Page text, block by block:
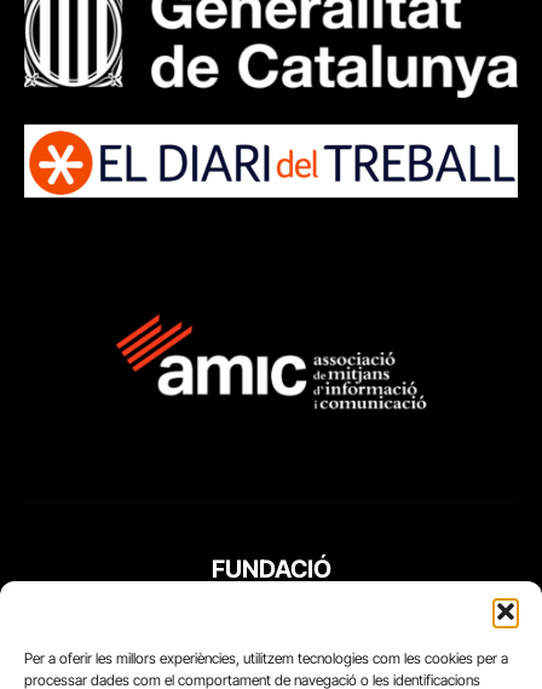
Per a oferir les millors experiències, utilitzem tecnologies com les cookies per a
processar dades com el comportament de navegació o les identificacions
FUNDACIÓ